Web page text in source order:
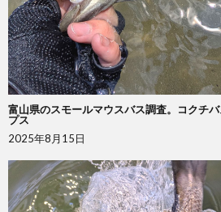
富山県のスモールマウスバス調査。コクチ
プス
2025年8月15日